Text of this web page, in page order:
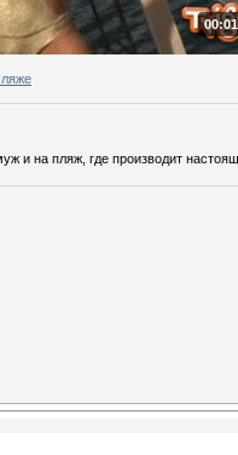
и на пляж, где производит